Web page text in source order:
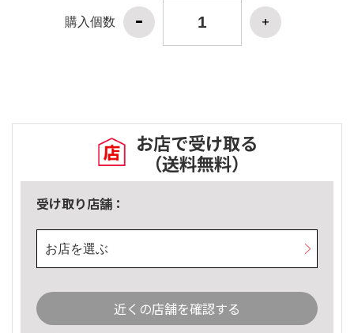
購入個数
お店で受け取る
（送料無料）
受け取り店舗：
お店を選ぶ
近くの店舗を確認する